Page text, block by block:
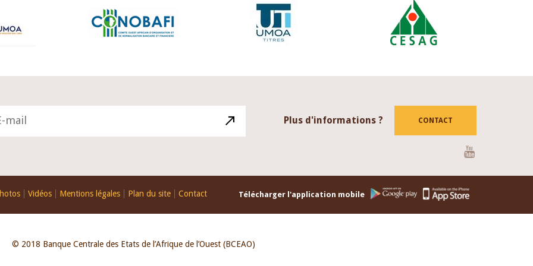
Plus d'informations ? CONTACT
Vidéos Mentions légales Plan du site Contact Télécharger l'application mobile
© 2018 Banque Centrale des Etats de l’Afrique de l’Ouest (BCEAO)